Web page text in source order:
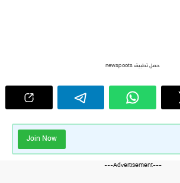
حمل تطبيق newspoots
Join Now
---Advertisement---